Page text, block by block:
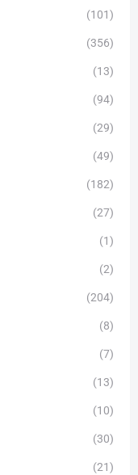
(101)
(356)
(13)
(94)
(29)
(49)
(182)
(27)
(1)
(2)
(204)
(8)
(7)
(13)
(10)
(30)
(21)